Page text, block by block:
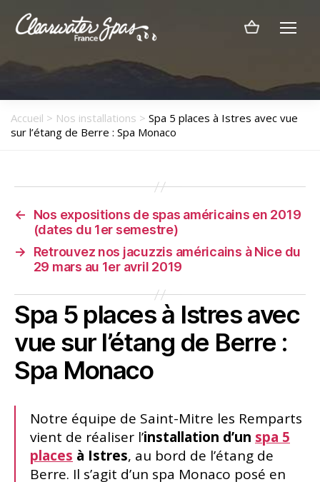
Spas
Accueil > Nos installations > Spa 5 places à Istres avec vue
sur l’étang de Berre : Spa Monaco
←
Nos expositions de spas américains en 2019
(dates du 1er semestre)
→
Retrouvez nos jacuzzis américains à Nice du
29 mars au 1er avril 2019
Spa 5 places à Istres avec
vue sur l’étang de Berre :
Spa Monaco
Notre équipe de Saint-Mitre les Remparts
vient de réaliser l’installation d’un spa 5
places à Istres, au bord de l’étang de
Berre. Il s’agit d’un spa Monaco posé en